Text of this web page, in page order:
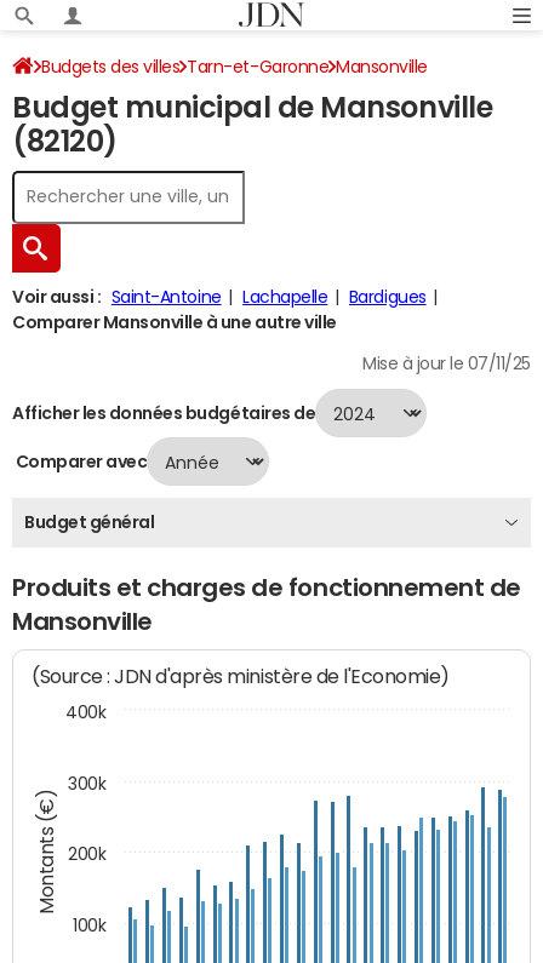
Budgets des villes Tarn-et-Garonne Mansonville
Budget 2024
Budget municipal de Mansonville
(82120)
Voir aussi : Saint-Antoine Lachapelle
Bardigues
Comparer Mansonville à une autre ville
Mise à jour le 07/11/25
Afficher les données budgétaires de
Comparer avec
Budget général
Produits et charges de fonctionnement de
Mansonville
Montants (€)
(Source : JDN d'après ministère de l'Economie)
100k
200k
300k
400k